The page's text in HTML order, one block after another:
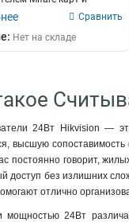
отпеч...
Сравнить
Нет на складе
24Вт Hikvision —
высшую
постоянно говорит,
доступ без излишних
отлично
мощностью 24Вт